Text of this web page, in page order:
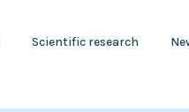
Scientific research